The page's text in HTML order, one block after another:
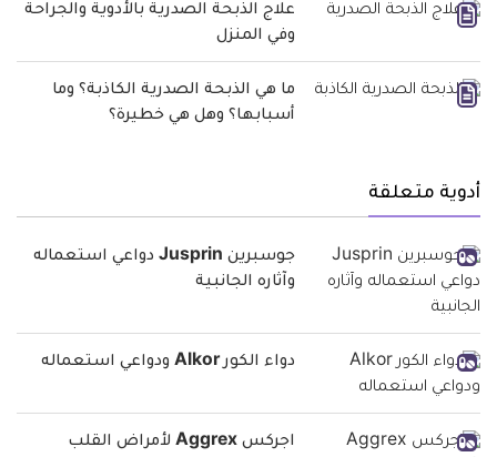
علاج الذبحة الصدرية بالأدوية والجراحة
وفي المنزل
ما هي الذبحة الصدرية الكاذبة؟ وما
أسبابها؟ وهل هي خطيرة؟
أدوية متعلقة
جوسبرين Jusprin دواعي استعماله
وآثاره الجانبية
دواء الكور Alkor ودواعي استعماله
اجركس Aggrex لأمراض القلب